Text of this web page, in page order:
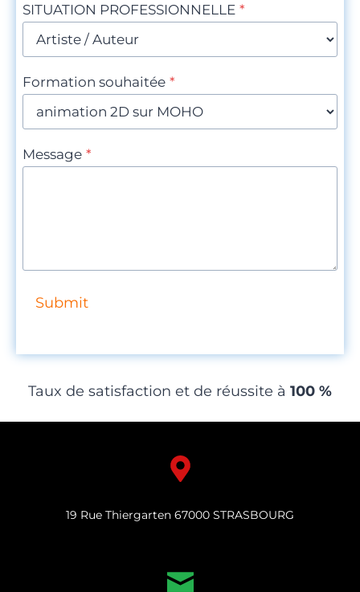
SITUATION PROFESSIONNELLE *
Formation souhaitée *
Message *
Submit
Taux de satisfaction et de réussite à 100 %
19 Rue Thiergarten 67000 STRASBOURG